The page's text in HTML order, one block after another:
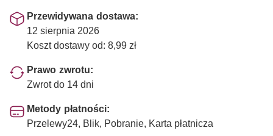
Przewidywana dostawa:
12 sierpnia 2026
Koszt dostawy od: 8,99 zł
Prawo zwrotu:
Zwrot do 14 dni
Metody płatności:
Przelewy24, Blik, Pobranie, Karta płatnicza